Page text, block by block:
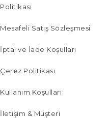
Politikası
Mesafeli Satış Sözleşmesi
İptal ve İade Koşulları
Çerez Politikası
Kullanım Koşulları
İletişim & Müşteri